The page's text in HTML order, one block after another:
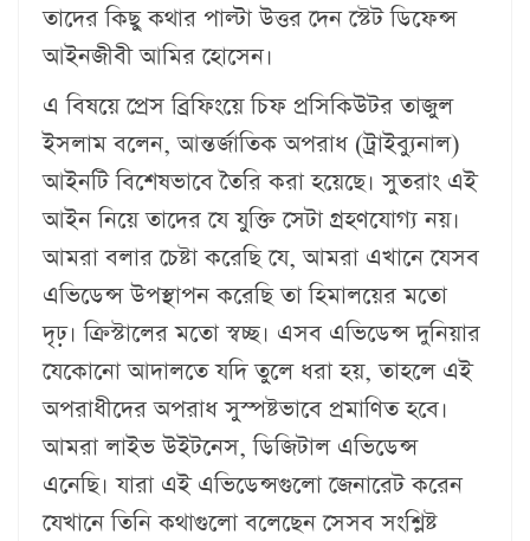
তাদের কিছু কথার পাল্টা উত্তর দেন স্টেট ডিফেন্স
আইনজীবী আমির হোসেন।
এ বিষয়ে প্রেস ব্রিফিংয়ে চিফ প্রসিকিউটর তাজুল
ইসলাম বলেন, আন্তর্জাতিক অপরাধ (ট্রাইব্যুনাল)
আইনটি বিশেষভাবে তৈরি করা হয়েছে। সুতরাং এই
আইন নিয়ে তাদের যে যুক্তি সেটা গ্রহণযোগ্য নয়।
আমরা বলার চেষ্টা করেছি যে, আমরা এখানে যেসব
এভিডেন্স উপস্থাপন করেছি তা হিমালয়ের মতো
দৃঢ়। ক্রিস্টালের মতো স্বচ্ছ। এসব এভিডেন্স দুনিয়ার
যেকোনো আদালতে যদি তুলে ধরা হয়, তাহলে এই
অপরাধীদের অপরাধ সুস্পষ্টভাবে প্রমাণিত হবে।
আমরা লাইভ উইটনেস, ডিজিটাল এভিডেন্স
এনেছি। যারা এই এভিডেন্সগুলো জেনারেট করেন
যেখানে তিনি কথাগুলো বলেছেন সেসব সংশ্লিষ্ট